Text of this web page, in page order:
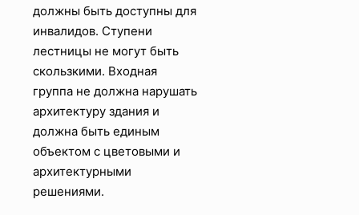
должны быть доступны для
инвалидов. Ступени
лестницы не могут быть
скользкими. Входная
группа не должна нарушать
архитектуру здания и
должна быть единым
объектом с цветовыми и
архитектурными
решениями.